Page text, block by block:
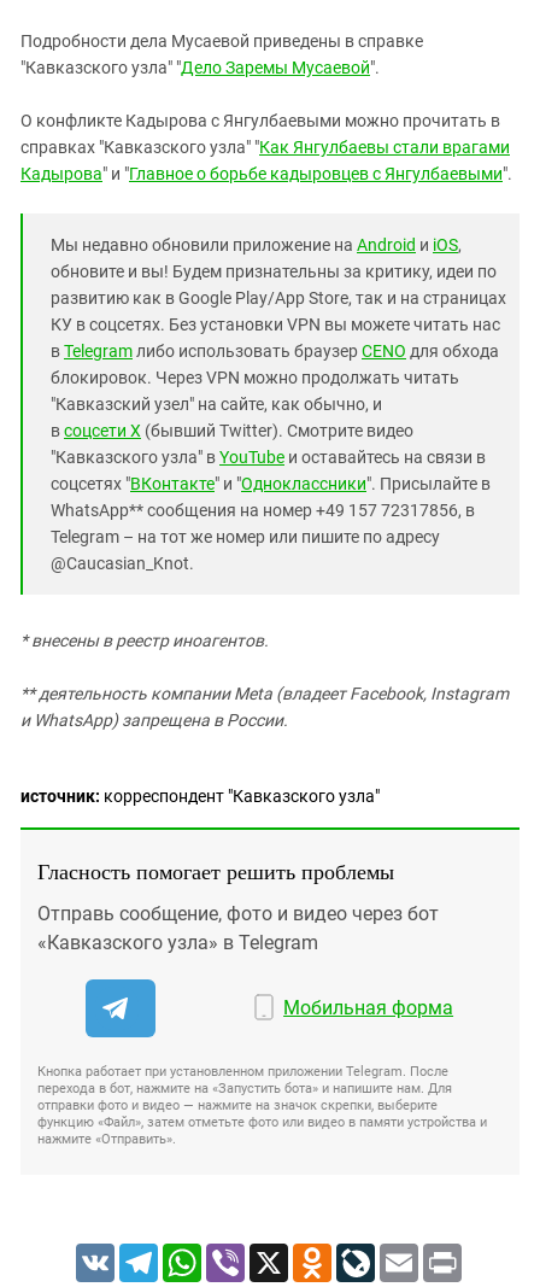
Подробности дела Мусаевой приведены в справке
"Кавказского узла" "Дело Заремы Мусаевой".
О конфликте Кадырова с Янгулбаевыми можно прочитать в
справках "Кавказского узла" "Как Янгулбаевы стали врагами
Кадырова" и "Главное о борьбе кадыровцев с Янгулбаевыми".
Мы недавно обновили приложение на Android и iOS,
обновите и вы! Будем признательны за критику, идеи по
развитию как в Google Play/App Store, так и на страницах
КУ в соцсетях. Без установки VPN вы можете читать нас
вTelegram либо использовать браузерCENO для обхода
блокировок. Через VPN можно продолжать читать
"Кавказский узел" на сайте, как обычно, и
всоцсети X (бывший Twitter). Смотрите видео
"Кавказского узла" вYouTube и оставайтесь на связи в
соцсетях "ВКонтакте" и "Одноклассники". Присылайте в
WhatsApp** сообщения на номер +49 157 72317856, в
Telegram – на тот же номер или пишите по адресу
@Caucasian_Knot.
* внесены в реестр иноагентов.
** деятельность компании Meta (владеет Facebook, Instagram
и WhatsApp) запрещена в России.
источник: корреспондент "Кавказского узла"
Гласность помогает решить проблемы
Отправь сообщение, фото и видео через бот
«Кавказского узла» в Telegram
Мобильная форма
Кнопка работает при установленном приложении Telegram. После
перехода в бот, нажмите на «Запустить бота» и напишите нам. Для
отправки фото и видео — нажмите на значок скрепки, выберите
функцию «Файл», затем отметьте фото или видео в памяти устройства и
нажмите «Отправить».
VK TelegramWhatsApp
Viber X Odnoklassniki
LiveJournal
Email Print